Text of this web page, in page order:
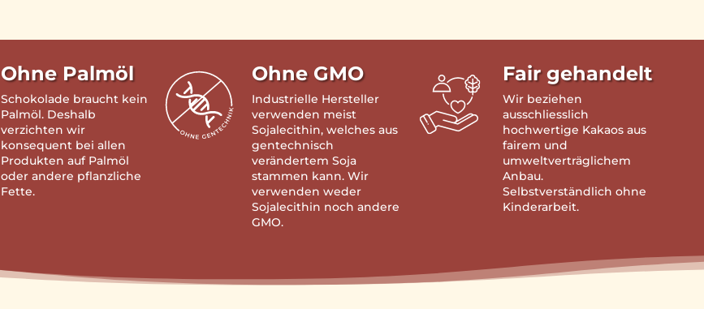
Ohne Palmöl
Schokolade braucht kein
Palmöl. Deshalb
verzichten wir
konsequent bei allen
Produkten auf Palmöl
oder andere pflanzliche
Fette.
Ohne GMO
Industrielle Hersteller
verwenden meist
Sojalecithin, welches aus
gentechnisch
verändertem Soja
stammen kann. Wir
verwenden weder
Sojalecithin noch andere
GMO.
Fair gehandelt
Wir beziehen
ausschliesslich
hochwertige Kakaos aus
fairem und
umweltverträglichem
Anbau.
Selbstverständlich ohne
Kinderarbeit.